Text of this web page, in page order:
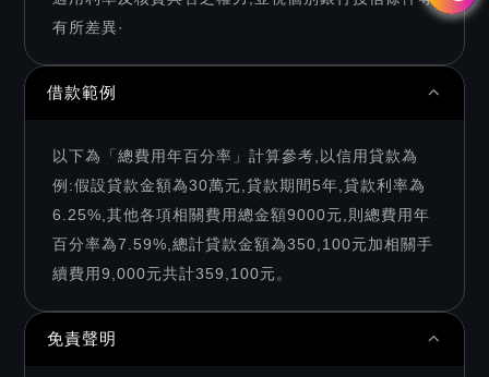
有所差異·
借款範例
以下為「總費用年百分率」計算參考,以信用貸款為
例:假設貸款金額為30萬元,貸款期間5年,貸款利率為
6.25%,其他各項相關費用總金額9000元,則總費用年
百分率為7.59%,總計貸款金額為350,100元加相關手
續費用9,000元共計359,100元。
免責聲明